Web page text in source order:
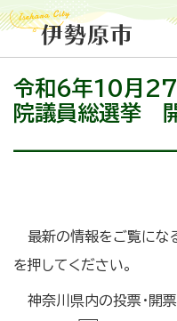
令和6年10月
院議員総選挙
最新の情報をご覧にな
を押してください。
神奈川県内の投票・開